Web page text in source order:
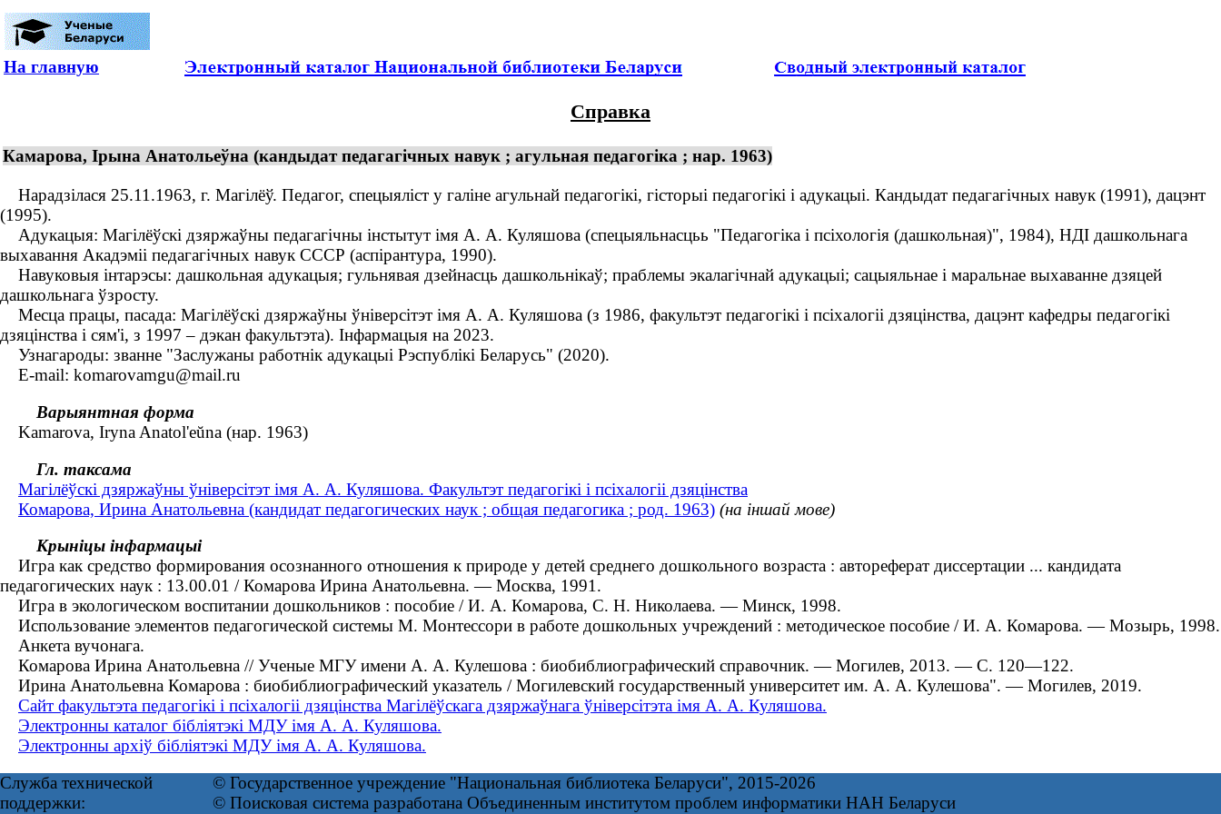
На главную
Справка
Камарова, Ірына Анатольеўна (кандыдат педагагічных навук ; агульная педагогіка ; нар. 1963)
Нарадзілася 25.11.1963, г. Магілёў. Педагог, спецыяліст у галіне агульнай педагогікі, гісторыі педагогікі і адукацыі. Кандыдат педагагічных навук (1991), дацэнт
(1995).
Адукацыя: Магілёўскі дзяржаўны педагагічны інстытут імя А. А. Куляшова (спецыяльнасцьь "Педагогіка і псіхологія (дашкольная)", 1984), НДІ дашкольнага
выхавання Акадэміі педагагічных навук СССР (аспірантура, 1990).
Навуковыя інтарэсы: дашкольная адукацыя; гульнявая дзейнасць дашкольнікаў; праблемы экалагічнай адукацыі; сацыяльнае і маральнае выхаванне дзяцей
дашкольнага ўзросту.
Месца працы, пасада: Магілёўскі дзяржаўны ўніверсітэт імя А. А. Куляшова (з 1986, факультэт педагогікі і псіхалогіі дзяцінства, дацэнт кафедры педагогікі
дзяцінства і сям'і, з 1997 – дэкан факультэта). Інфармацыя на 2023.
Узнагароды: званне "Заслужаны работнік адукацыі Рэспублікі Беларусь" (2020).
Е-mail: komarovamgu@mail.ru
Варыянтная форма
Kamarova, Iryna Anatol'eŭna (нар. 1963)
Гл. таксама
Магілёўскі дзяржаўны ўніверсітэт імя А. А. Куляшова. Факультэт педагогікі і псіхалогіі дзяцінства
Комарова, Ирина Анатольевна (кандидат педагогических наук ; общая педагогика ; род. 1963) (на іншай мове)
Крыніцы інфармацыі
Игра как средство формирования осознанного отношения к природе у детей среднего дошкольного возраста : автореферат диссертации ... кандидата
педагогических наук : 13.00.01 / Комарова Ирина Анатольевна. — Москва, 1991.
Игра в экологическом воспитании дошкольников : пособие / И. А. Комарова, С. Н. Николаева. — Минск, 1998.
Использование элементов педагогической системы М. Монтессори в работе дошкольных учреждений : методическое пособие / И. А. Комарова. — Мозырь, 1998.
Анкета вучонага.
Комарова Ирина Анатольевна // Ученые МГУ имени А. А. Кулешова : биобиблиографический справочник. — Могилев, 2013. — С. 120—122.
Ирина Анатольевна Комарова : биобиблиографический указатель / Могилевский государственный университет им. А. А. Кулешова". ― Могилев, 2019.
Сайт факультэта педагогікі і псіхалогіі дзяцінства Магілёўскага дзяржаўнага ўніверсітэта імя А. А. Куляшова.
Электронны каталог бібліятэкі МДУ імя А. А. Куляшова.
Электронны архіў бібліятэкі МДУ імя А. А. Куляшова.
Служба технической
поддержки:
© Государственное учреждение "Национальная библиотека Беларуси", 2015-2026
© Поисковая система разработана Объединенным институтом проблем информатики НАН Беларуси